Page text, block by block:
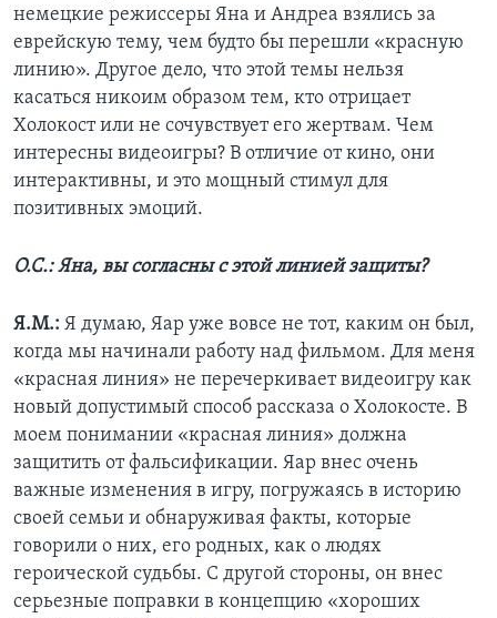
немецкие режиссеры Яна и Андреа взялись за
еврейскую тему, чем будто бы перешли «красную
линию». Другое дело, что этой темы нельзя
касаться никоим образом тем, кто отрицает
Холокост или не сочувствует его жертвам. Чем
интересны видеоигры? В отличие от кино, они
интерактивны, и это мощный стимул для
позитивных эмоций.
О.С.: Яна, вы согласны с этой линией защиты?
Я.М.: Я думаю, Яар уже вовсе не тот, каким он был,
когда мы начинали работу над фильмом. Для меня
«красная линия» не перечеркивает видеоигру как
новый допустимый способ рассказа о Холокосте. В
моем понимании «красная линия» должна
защитить от фальсификации. Яар внес очень
важные изменения в игру, погружаясь в историю
своей семьи и обнаруживая факты, которые
говорили о них, его родных, как о людях
героической судьбы. С другой стороны, он внес
серьезные поправки в концепцию «хороших